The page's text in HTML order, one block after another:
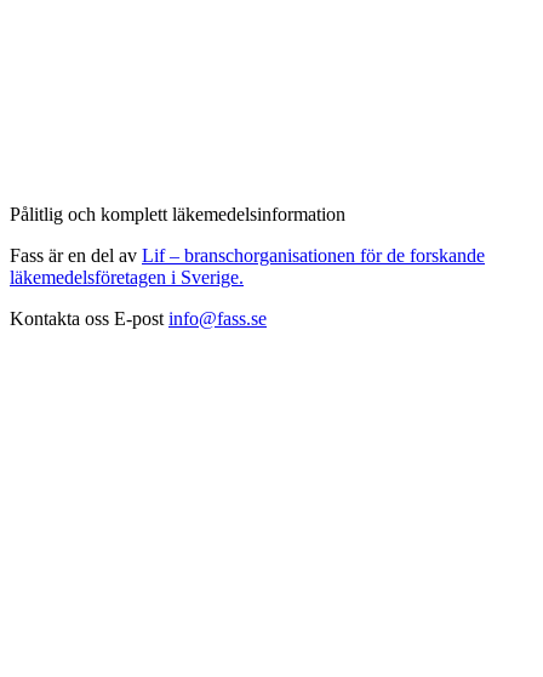
Pålitlig och komplett läkemedelsinformation
Fass är en del av Lif – branschorganisationen för de forskande
läkemedelsföretagen i Sverige.
Kontakta oss E-post info@fass.se